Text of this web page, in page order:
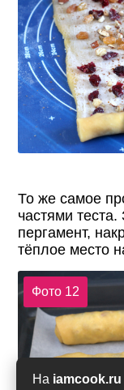
На iamcook.ru
То же самое
частями
пергамент,
тёплое место
Фото 12